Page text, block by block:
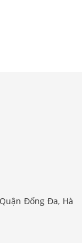
Đống Đa, Hà